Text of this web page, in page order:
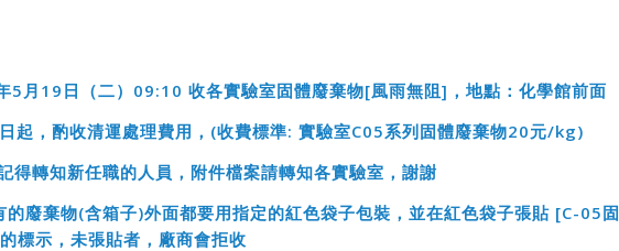
5 月 19 日（二） 09:10 收各實驗室固體廢棄物[風雨無阻] ，地點：化學館前面
日起，酌收清運處理費用，(收費標準: 實驗室C05系列固體廢棄物20元/kg)
得轉知新任職的人員，附件檔案請轉知各實驗室，謝謝
的廢棄物(含箱子)外面都要用指定的紅色袋子包裝，並在紅色袋子張貼 [C-05固
標示，未張貼者，廠商會拒收